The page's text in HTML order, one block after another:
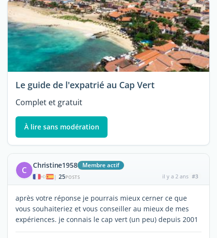
Le guide de l'expatrié au Cap Vert
Complet et gratuit
À lire sans modération
C Christine1958 Membre actif
| 25POSTS il y a 2 ans #3
après votre réponse je pourrais mieux cerner ce que
vous souhaiteriez et vous conseiller au mieux de mes
expériences. je connais le cap vert (un peu) depuis 2001